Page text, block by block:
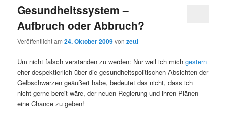
Gesundheitssystem –
Aufbruch oder Abbruch?
Veröffentlicht am24. Oktober 2009vonzetti
Um nicht falsch verstanden zu werden: Nur weil ich michgestern
eher despektierlich über die gesundheitspolitischen Absichten der
Gelbschwarzen geäußert habe, bedeutet das nicht, dass ich
nicht gerne bereit wäre, der neuen Regierung und ihren Plänen
eine Chance zu geben!